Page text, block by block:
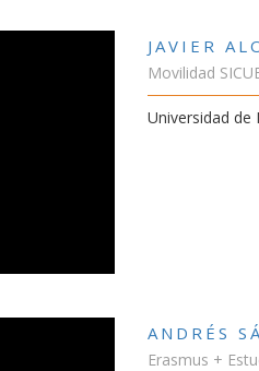
JAVIER
Movilidad
Universidad de
ANDRÉS
Erasmus +